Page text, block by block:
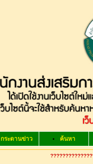
กระดานข่าว ค้นหา